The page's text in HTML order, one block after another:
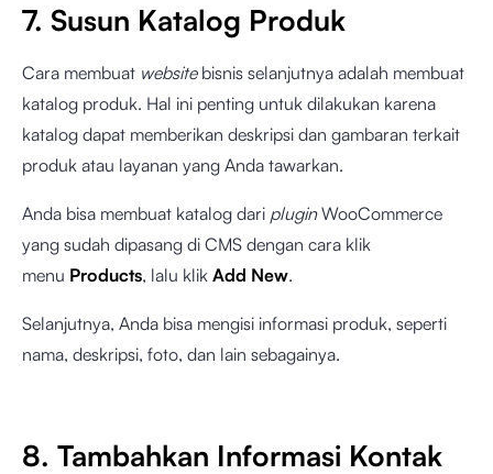
7. Susun Katalog Produk
Cara membuat website bisnis selanjutnya adalah membuat
katalog produk. Hal ini penting untuk dilakukan karena
katalog dapat memberikan deskripsi dan gambaran terkait
produk atau layanan yang Anda tawarkan.
Anda bisa membuat katalog dari pluginWooCommerce
yang sudah dipasang di CMS dengan cara klik
menu Products, lalu klik Add New.
Selanjutnya, Anda bisa mengisi informasi produk, seperti
nama, deskripsi, foto, dan lain sebagainya.
8. Tambahkan Informasi Kontak